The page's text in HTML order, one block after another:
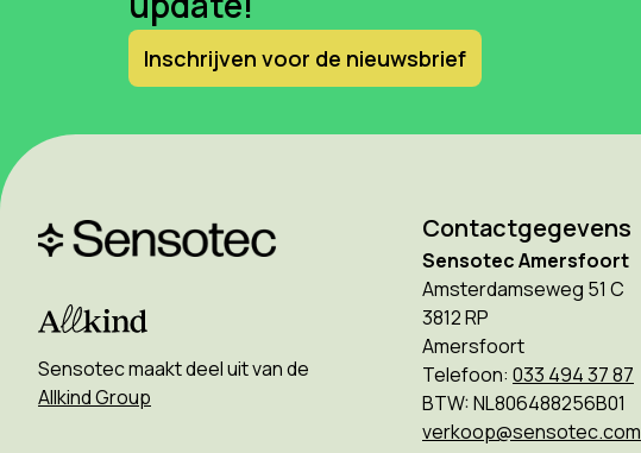
Inschrijven voor de nieuwsbrief
Sensotec maakt deel uit van de
Allkind Group
Contactgegevens
Sensotec Amersfoort
Amsterdamseweg 51 C
3812 RP
Amersfoort
Telefoon: 033 494 37 87
BTW: NL806488256B01
verkoop@sensotec.com